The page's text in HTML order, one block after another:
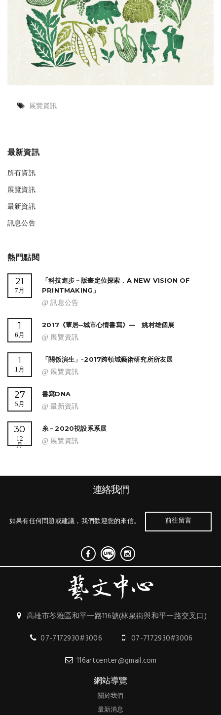
展覽資訊
最新資訊
所有資訊
展覽資訊
最新資訊
訊息公告
熱門點閱
21
7月
「科技進步－版畫定位探索．A NEW VISION OF
PRINTMAKING」
@ 訊息公告
1
6月
2017《蕈居─城市心情書寫》— 姚村雄個展
@ 展覽資訊
1
1月
「關係演生」-2017跨領域藝術研究所所友展
@ 展覽資訊
27
5月
書寫DNA
@ 最新資訊
30
12
月
糸－2020視設系系展
@ 展覽資訊
連絡我們
如果有任何問題或建議，我們歡迎您的來信。 前往留言
高雄市苓雅區和平一路116號(林泉街與和平一路交叉口)
07-7172930#3006
07-7172930#3006
116artcenter@gmail.com
網站導覽
關於我們
最新消息